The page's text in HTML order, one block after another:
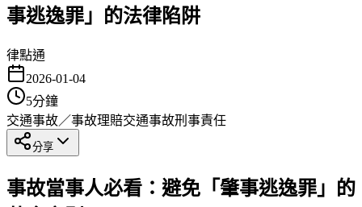
事逃逸罪」的法律陷阱
律點通
2026-01-04
5分鐘
交通事故／事故理賠交通事故刑事責任
分享
事故當事人必看：避免「肇事逃逸罪」的